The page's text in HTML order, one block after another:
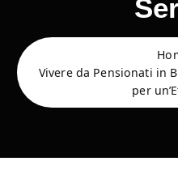
Vivere da Pensionati in
per